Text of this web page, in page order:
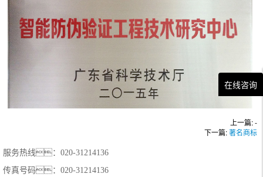
在线咨询
上一篇:-
下一篇:著名商标
服务热线：020-31214136
传真号码：020-31214136